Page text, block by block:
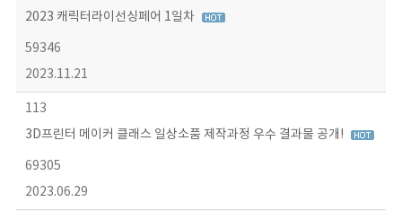
2023 캐릭터라이선싱페어 1일차
59346
2023.11.21
113
3D프린터 메이커 클래스 일상소품 제작과정 우수 결과물 공개!
69305
2023.06.29